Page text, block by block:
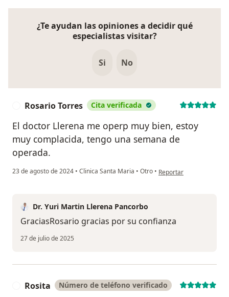
¿Te ayudan las opiniones a decidir qué
especialistas visitar?
Si No
Rosario Torres Cita verificada
El doctor Llerena me operp muy bien, estoy
muy complacida, tengo una semana de
operada.
23 de agosto de 2024 • Clinica Santa Maria • Otro • en opinión del usuario
Reportar
Dr. Yuri Martin Llerena Pancorbo
GraciasRosario gracias por su confianza
27 de julio de 2025
Rosita Número de teléfono verificado